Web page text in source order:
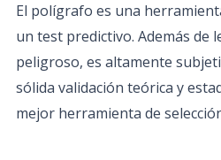
El polígrafo es una
un test predictivo. Además de
peligroso, es altamente
sólida validación teórica y
mejor herramienta de